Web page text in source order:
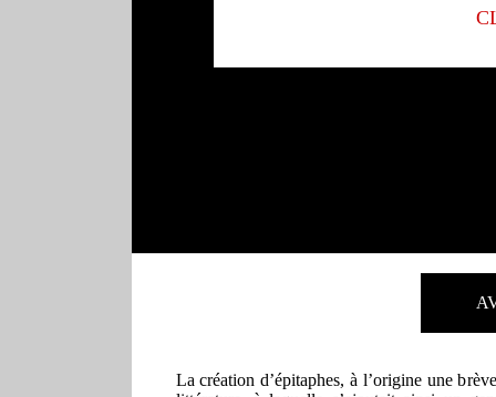
La création d’épitaphes, à l’origine une